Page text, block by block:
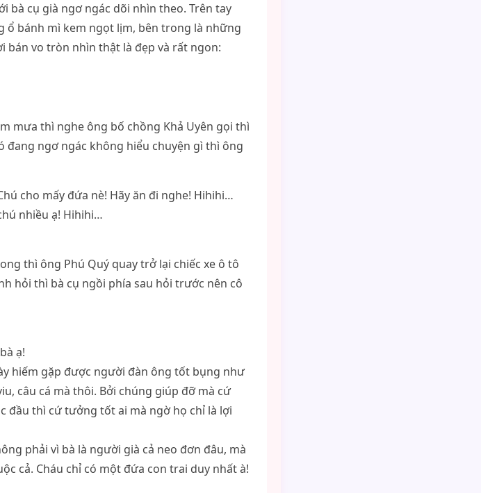
bà cụ già ngơ ngác dõi nhìn theo. Trên tay
ổ bánh mì kem ngọt lịm, bên trong là những
bán vo tròn nhìn thật là đẹp và rất ngon:
mưa thì nghe ông bố chồng Khả Uyên gọi thì
đang ngơ ngác không hiểu chuyện gì thì ông
cho mấy đứa nè! Hãy ăn đi nghe! Hihihi…
nhiều ạ! Hihihi…
thì ông Phú Quý quay trở lại chiếc xe ô tô
hỏi thì bà cụ ngồi phía sau hỏi trước nên cô
ạ!
hiếm gặp được người đàn ông tốt bụng như
câu cá mà thôi. Bởi chúng giúp đỡ mà cứ
đầu thì cứ tưởng tốt ai mà ngờ họ chỉ là lợi
phải vì bà là người già cả neo đơn đâu, mà
cả. Cháu chỉ có một đứa con trai duy nhất à!